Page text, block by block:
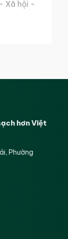
Xã hội -
hơn Việt
Phường